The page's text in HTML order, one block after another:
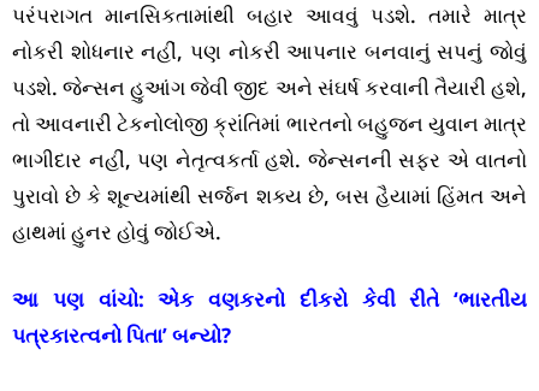
પરંપરાગત માનસિકતામાંથી બહાર આવવું પડશે. તમારે માત્ર
નોકરી શોધનાર નહીં, પણ નોકરી આપનાર બનવાનું સપનું જોવું
પડશે. જેન્સન હુઆંગ જેવી જીદ અને સંઘર્ષ કરવાની તૈયારી હશે,
તો આવનારી ટેકનોલોજી ક્રાંતિમાં ભારતનો બહુજન યુવાન માત્ર
ભાગીદાર નહીં, પણ નેતૃત્વકર્તા હશે. જેન્સનની સફર એ વાતનો
પુરાવો છે કે શૂન્યમાંથી સર્જન શક્ય છે, બસ હૈયામાં હિંમત અને
હાથમાં હુનર હોવું જોઈએ.
આ પણ વાંચો:એક વણકરનો દીકરો કેવી રીતે ‘ભારતીય
પત્રકારત્વનો પિતા’ બન્યો?